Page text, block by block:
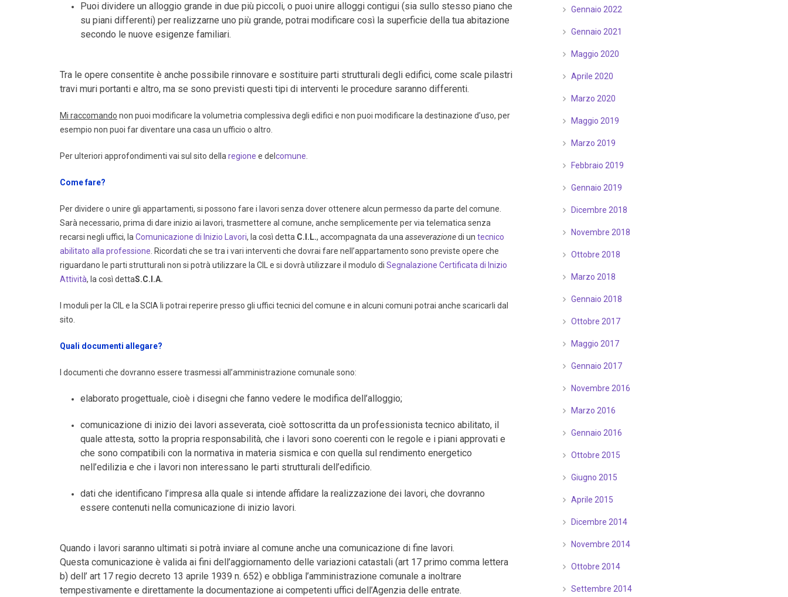
Puoi dividere un alloggio grande in due più piccoli, o puoi unire alloggi contigui (sia sullo stesso piano che
su piani differenti) per realizzarne uno più grande, potrai modificare così la superficie della tua abitazione
secondo le nuove esigenze familiari.
Tra le opere consentite è anche possibile rinnovare e sostituire parti strutturali degli edifici, come scale pilastri
travi muri portanti e altro, ma se sono previsti questi tipi di interventi le procedure saranno differenti.
Mi raccomando non puoi modificare la volumetria complessiva degli edifici e non puoi modificare la destinazione d’uso, per
esempio non puoi far diventare una casa un ufficio o altro.
Per ulteriori approfondimenti vai sul sito della regione e del comune
Come fare?
Per dividere o unire gli appartamenti, si possono fare i lavori senza dover ottenere alcun permesso da parte del comune.
Sarà necessario, prima di dare inizio ai lavori, trasmettere al comune, anche semplicemente per via telematica senza
recarsi negli uffici, la Comunicazione di Inizio Lavori, la così detta C.I.L., accompagnata da una asseverazionedi un tecnico
abilitato alla professione . Ricordati che se tra i vari interventi che dovrai fare nell’appartamento sono previste opere che
riguardano le parti strutturali non si potrà utilizzare la CIL e si dovrà utilizzare il modulo di Segnalazione Certificata di Inizio
Attività, la così dettaS.C.I.A.
I moduli per la CIL e la SCIA li potrai reperire presso gli uffici tecnici del comune e in alcuni comuni potrai anche scaricarli dal
sito.
Quali documenti allegare?
I documenti che dovranno essere trasmessi all’amministrazione comunale sono:
elaborato progettuale, cioè i disegni che fanno vedere le modifica dell’alloggio;
comunicazione di inizio dei lavori asseverata, cioè sottoscritta da un professionista tecnico abilitato, il
quale attesta, sotto la propria responsabilità, che i lavori sono coerenti con le regole e i piani approvati e
che sono compatibili con la normativa in materia sismica e con quella sul rendimento energetico
nell’edilizia e che i lavori non interessano le parti strutturali dell’edificio.
dati che identificano l’impresa alla quale si intende affidare la realizzazione dei lavori, che dovranno
essere contenuti nella comunicazione di inizio lavori.
Quando i lavori saranno ultimati si potrà inviare al comune anche una comunicazione di fine lavori.
Questa comunicazione è valida ai fini dell’aggiornamento delle variazioni catastali (art 17 primo comma lettera
b) dell’ art 17 regio decreto 13 aprile 1939 n. 652) e obbliga l’amministrazione comunale a inoltrare
tempestivamente e direttamente la documentazione ai competenti uffici dell’Agenzia delle entrate.
Gennaio 2022
Gennaio 2021
Maggio 2020
Aprile 2020
Marzo 2020
Maggio 2019
Marzo 2019
Febbraio 2019
Gennaio 2019
Dicembre 2018
Novembre 2018
Ottobre 2018
Marzo 2018
Gennaio 2018
Ottobre 2017
Maggio 2017
Gennaio 2017
Novembre 2016
Marzo 2016
Gennaio 2016
Ottobre 2015
Giugno 2015
Aprile 2015
Dicembre 2014
Novembre 2014
Ottobre 2014
Settembre 2014